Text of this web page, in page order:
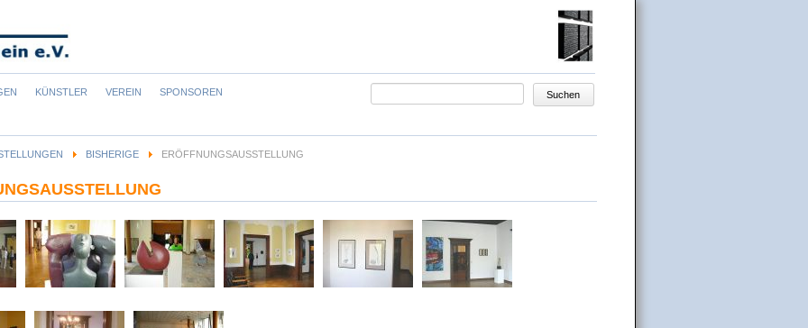
KÜNSTLER VEREIN SPONSOREN Suchen
BISHERIGE ERÖFFNUNGSAUSSTELLUNG